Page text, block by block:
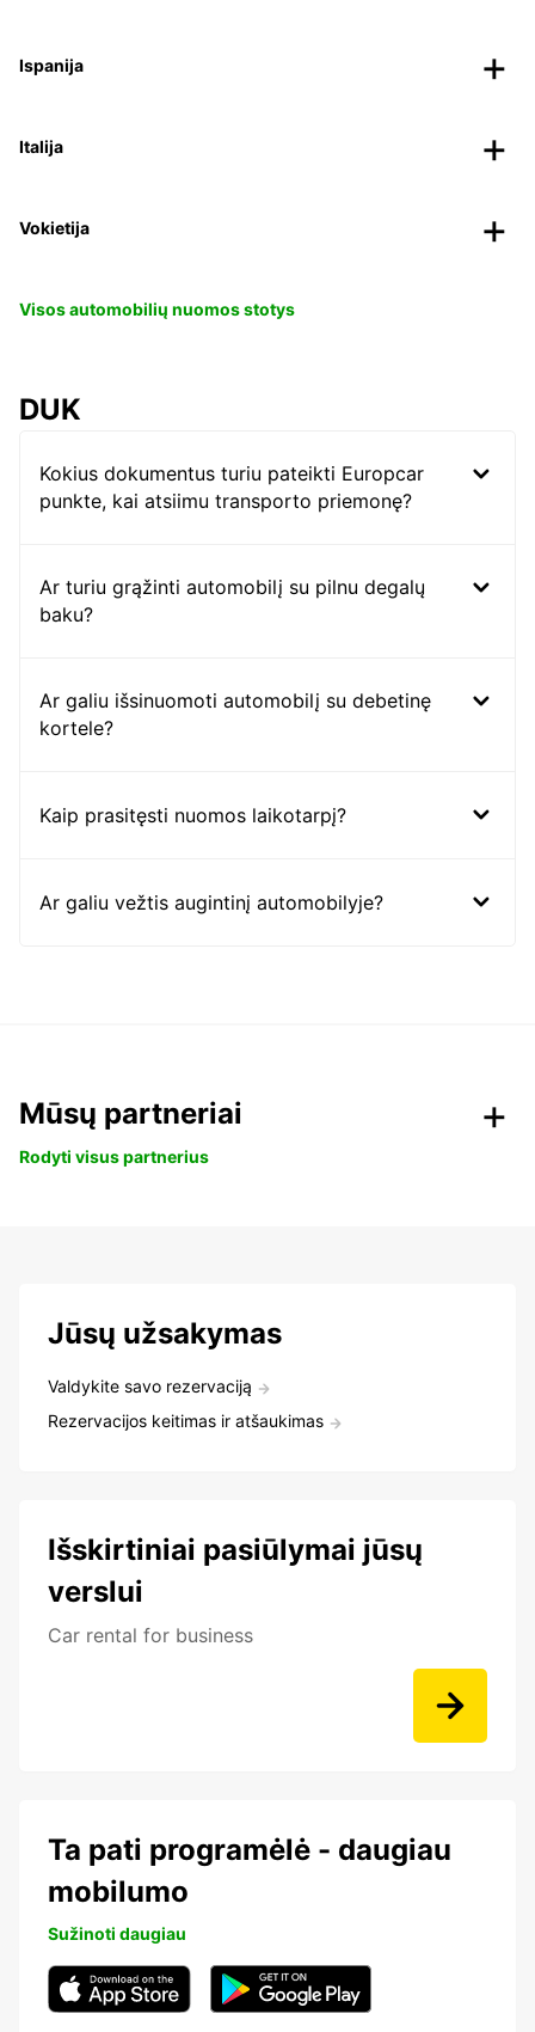
Ispanija
Italija
Vokietija
Visos automobilių nuomos stotys
DUK
Kokius dokumentus turiu pateikti Europcar
punkte, kai atsiimu transporto priemonę?
Ar turiu grąžinti automobilį su pilnu degalų
baku?
Ar galiu išsinuomoti automobilį su debetinę
kortele?
Kaip prasitęsti nuomos laikotarpį?
Ar galiu vežtis augintinį automobilyje?
Mūsų partneriai
Rodyti visus partnerius
Jūsų užsakymas
Valdykite savo rezervaciją
Rezervacijos keitimas ir atšaukimas
Išskirtiniai pasiūlymai jūsų
verslui
Car rental for business
Ta pati programėlė - daugiau
mobilumo
Sužinoti daugiau